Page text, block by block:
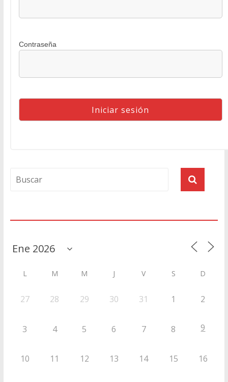
Contraseña
L M M J V S D
27 28 29 30 31 1 2
3 4 5 6 7 8 9
10 11 12 13 14 15 16